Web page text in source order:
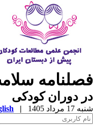
دوران کودکی
مرداد 1405 |